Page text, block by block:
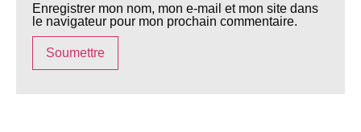
Enregistrer mon nom, mon e-mail et mon site dans
le navigateur pour mon prochain commentaire.